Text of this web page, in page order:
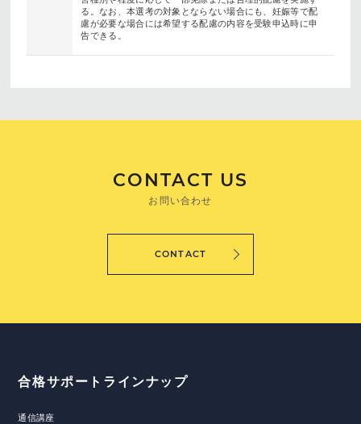
る。なお、本選考の対象とならない場合にも、妊娠等で配
慮が必要な場合には希望する配慮の内容を受験申込時に申
告できる。
CONTACT US
お問い合わせ
CONTACT
合格サポートラインナップ
通信講座